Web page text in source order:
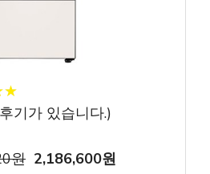
★
★
기가 있습니다.)
원 2,186,600원